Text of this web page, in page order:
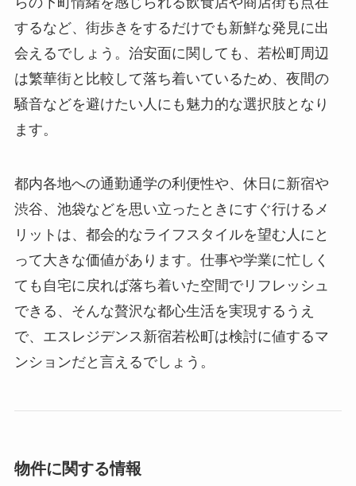
するなど、街歩きをするだけでも新鮮な発見に出
会えるでしょう。治安面に関しても、若松町周辺
は繁華街と比較して落ち着いているため、夜間の
騒音などを避けたい人にも魅力的な選択肢となり
ます。
都内各地への通勤通学の利便性や、休日に新宿や
渋谷、池袋などを思い立ったときにすぐ行けるメ
リットは、都会的なライフスタイルを望む人にと
って大きな価値があります。仕事や学業に忙しく
ても自宅に戻れば落ち着いた空間でリフレッシュ
できる、そんな贅沢な都心生活を実現するうえ
で、エスレジデンス新宿若松町は検討に値するマ
ンションだと言えるでしょう。
物件に関する情報